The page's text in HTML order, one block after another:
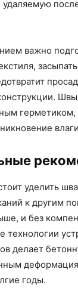
важно
уделить
к другим
и без
делает
годы.